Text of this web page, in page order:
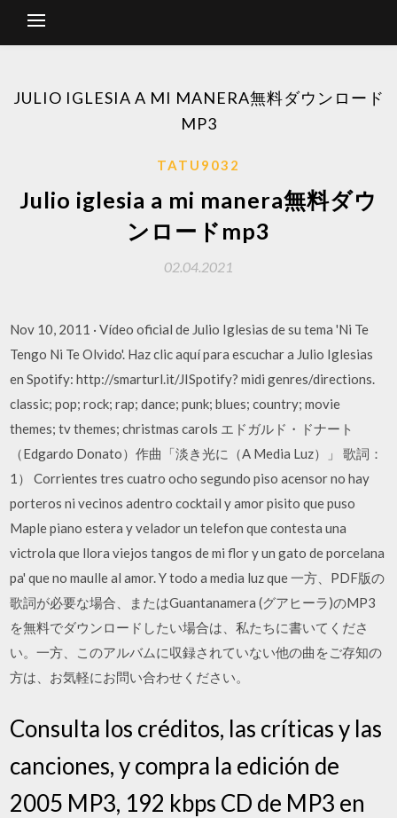
JULIO IGLESIA A MI MANERA無料ダウンロード
MP3
TATU9032
Julio iglesia a mi manera無料ダウ
ンロードmp3
02.04.2021
Nov 10, 2011 · Vídeo oficial de Julio Iglesias de su tema 'Ni Te
Tengo Ni Te Olvido'. Haz clic aquí para escuchar a Julio Iglesias
en Spotify: http://smarturl.it/JISpotify? midi genres/directions.
classic; pop; rock; rap; dance; punk; blues; country; movie
themes; tv themes; christmas carols エドガルド・ドナート
（Edgardo Donato）作曲「淡き光に（A Media Luz）」 歌詞：
1） Corrientes tres cuatro ocho segundo piso acensor no hay
porteros ni vecinos adentro cocktail y amor pisito que puso
Maple piano estera y velador un telefon que contesta una
victrola que llora viejos tangos de mi flor y un gato de porcelana
pa' que no maulle al amor. Y todo a media luz que 一方、PDF版の
歌詞が必要な場合、またはGuantanamera (グアヒーラ)のMP3
を無料でダウンロードしたい場合は、私たちに書いてくださ
い。一方、このアルバムに収録されていない他の曲をご存知の
方は、お気軽にお問い合わせください。
Consulta los créditos, las críticas y las
canciones, y compra la edición de
2005 MP3, 192 kbps CD de MP3 en